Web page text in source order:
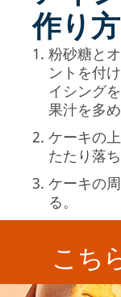
作り方
粉砂糖と
ントを付
イシング
果汁を多め
ケーキの
たたり落
ケーキの
る。
こち